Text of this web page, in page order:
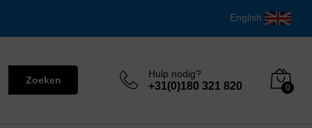
English
Zoeken
Hulp nodig?
+31(0)180 321 820 0